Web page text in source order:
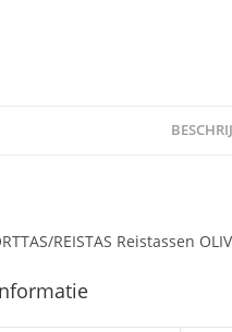
REISTAS Reistassen